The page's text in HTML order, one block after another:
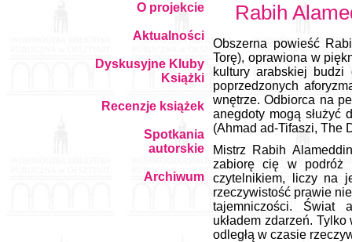
O projekcie
Aktualności
Dyskusyjne Kluby
Książki
Recenzje książek
Spotkania
autorskie
Archiwum
Rabih
Obszerna powieść
Torę), oprawiona w
kultury arabskiej budzi
poprzedzonych
wnętrze. Odbiorca na
anegdoty mogą służyć
(Ahmad ad-Tifaszi, The
Mistrz Rabih
zabiorę cię w podróż
czytelnikiem, liczy na
rzeczywistość prawie
tajemniczości. Świat
układem zdarzeń.
odległą w czasie